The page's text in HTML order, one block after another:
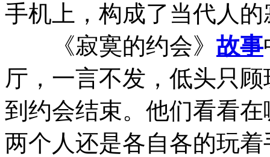
手机上，构成了当代人
《寂寞的约会》 故事
厅，一言不发，低头只
到约会结束。他们看看
两个人还是各自各的玩